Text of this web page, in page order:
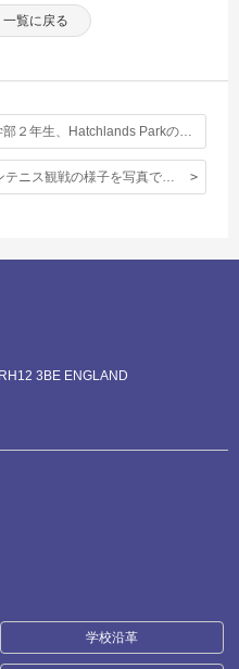
覧に戻る
社会科英語科合同校外学習：中学部２年生、Hatchlands Parkのお屋敷訪問
雨のち快晴！今年のウィンブルドンテニス観戦の様子を写真でどうぞ！
3BE ENGLAND
学校沿革